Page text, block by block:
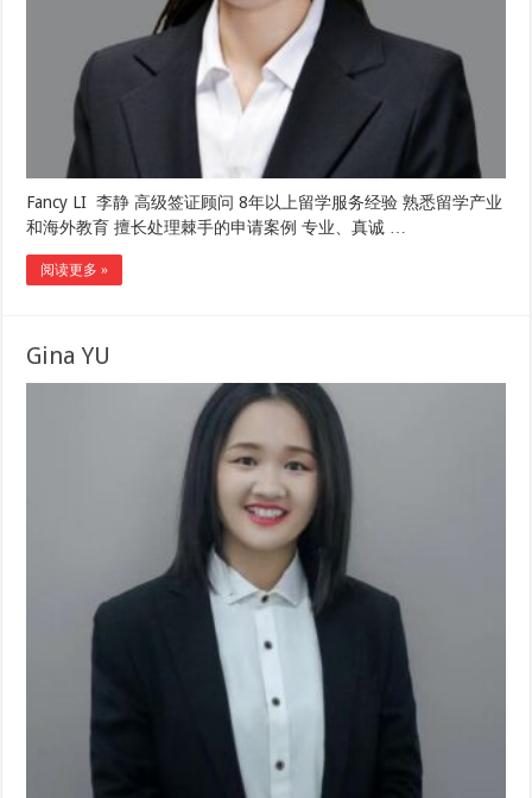
Fancy LI 李静 高级签证顾问 8年以上留学服务经验 熟悉留学产业
和海外教育 擅长处理棘手的申请案例 专业、真诚 …
阅读更多 »
Gina YU